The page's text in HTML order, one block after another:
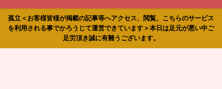
孤立＜お客様皆様が掲載の記事等へアクセス、閲覧、こちらのサービス
を利用される事でかろうじて運営できています＞本日は足元が悪い中ご
足労頂き誠に有難うございます。